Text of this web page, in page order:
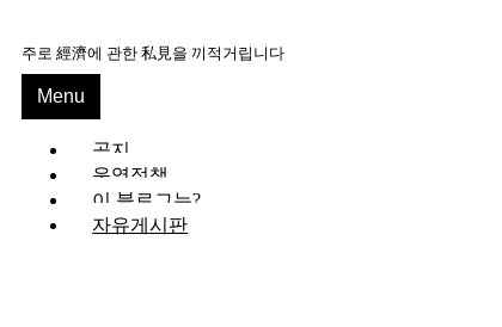
content
주로 經濟에 관한 私見을 끼적거립니다
Menu
공지
운영정책
이 블로그는?
자유게시판